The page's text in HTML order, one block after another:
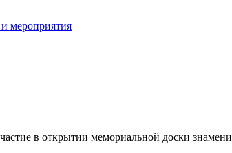
мероприятия
в открытии мемориальной доски